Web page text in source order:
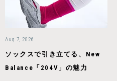
Aug 7, 2026
ソックスで引き立てる、New
Balance「204V」の魅力